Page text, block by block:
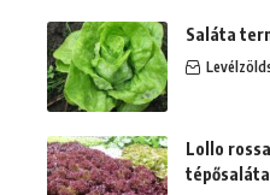
Saláta
Lollo